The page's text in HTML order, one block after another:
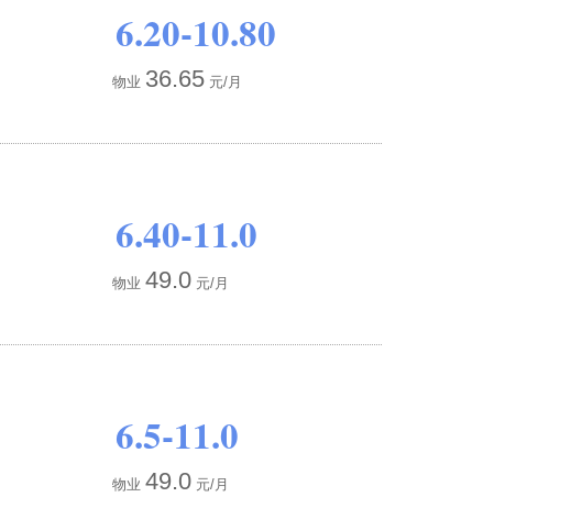
6.20-10.80
物业 36.65 元/月
6.40-11.0
物业 49.0 元/月
6.5-11.0
物业 49.0 元/月